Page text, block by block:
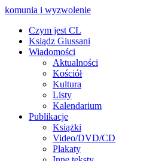
komunia i wyzwolenie
Czym jest CL
Ksiądz Giussani
Wiadomości
Aktualności
Kościół
Kultura
Listy
Kalendarium
Publikacje
Książki
Video/DVD/CD
Plakaty